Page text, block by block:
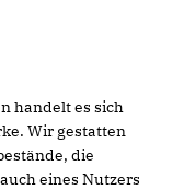
handelt es sich
Wir gestatten
die
eines Nutzers